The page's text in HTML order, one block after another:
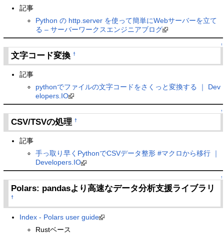
記事
Python の http.server を使って簡単にWebサーバーを立て
る – サーバーワークスエンジニアブログ
↑
文字コード変換†
記事
pythonでファイルの文字コードをさくっと変換する ｜ Dev
elopers.IO
↑
CSV/TSVの処理†
記事
手っ取り早くPythonでCSVデータ整形 #マクロから移行 ｜
Developers.IO
↑
Polars: pandasより高速なデータ分析支援ライブラリ
†
Index - Polars user guide
Rustベース